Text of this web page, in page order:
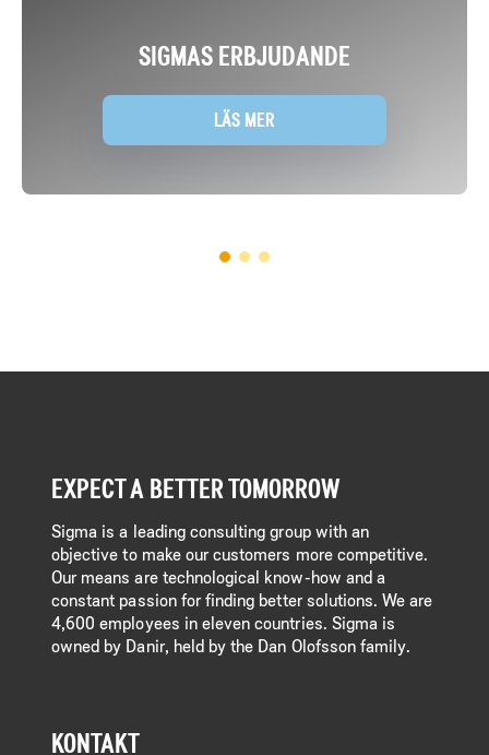
SIGMAS ERBJUDANDE
LÄS MER
EXPECT A BETTER TOMORROW
Sigma is a leading consulting group with an
objective to make our customers more competitive.
Our means are technological know-how and a
constant passion for finding better solutions. We are
4,600 employees in eleven countries. Sigma is
owned by Danir, held by the Dan Olofsson family.
KONTAKT